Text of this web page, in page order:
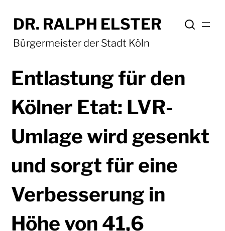
DR. RALPH ELSTER
Bürgermeister der Stadt Köln
Entlastung für den
Kölner Etat: LVR-
Umlage wird gesenkt
und sorgt für eine
Verbesserung in
Höhe von 41,6